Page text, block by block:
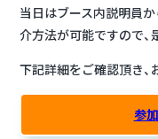
当日はブース内説明員
介方法が可能ですので、
下記詳細をご確認頂き、
参